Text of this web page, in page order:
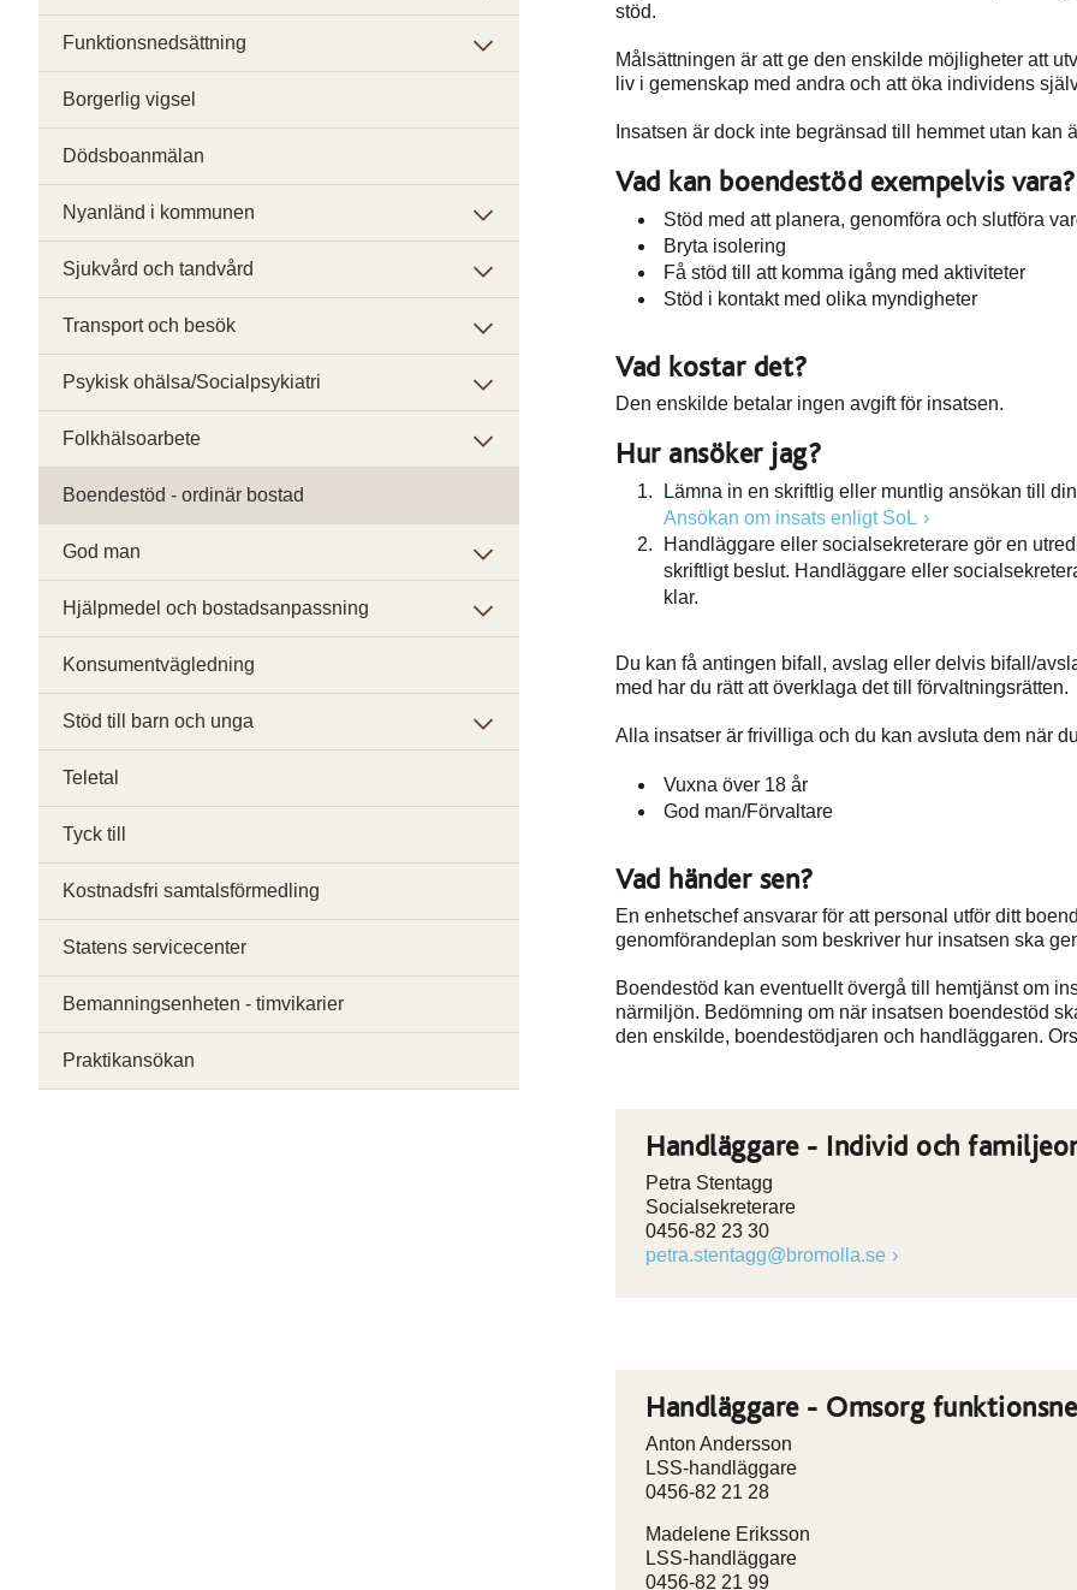
stöd.
Målsättningen är att ge den enskilde möjligheter att
liv i gemenskap med andra och att öka individens
Insatsen är dock inte begränsad till hemmet utan kan
Vad kan boendestöd exempelvis vara?
Stöd med att planera, genomföra och slutföra
Bryta isolering
Få stöd till att komma igång med aktiviteter
Stöd i kontakt med olika myndigheter
Vad kostar det?
Den enskilde betalar ingen avgift för insatsen.
Hur ansöker jag?
Lämna in en skriftlig eller muntlig ansökan till
Ansökan om insats enligt SoL
Handläggare eller socialsekreterare gör en
skriftligt beslut. Handläggare eller
klar.
Du kan få antingen bifall, avslag eller delvis bifall/
med har du rätt att överklaga det till förvaltningsrätten.
Alla insatser är frivilliga och du kan avsluta dem när
Vuxna över 18 år
God man/Förvaltare
Vad händer sen?
En enhetschef ansvarar för att personal utför ditt
genomförandeplan som beskriver hur insatsen ska
Boendestöd kan eventuellt övergå till hemtjänst om
närmiljön. Bedömning om när insatsen boendestöd
den enskilde, boendestödjaren och handläggaren.
Handläggare - Individ och
Petra Stentagg
Socialsekreterare
0456-82 23 30
petra.stentagg@bromolla.se
Handläggare - Omsorg
Anton Andersson
LSS-handläggare
0456-82 21 28
Madelene Eriksson
LSS-handläggare
0456-82 21 99
Funktionsnedsättning
Borgerlig vigsel
Dödsboanmälan
Nyanländ i kommunen
Sjukvård och tandvård
Transport och besök
Psykisk ohälsa/Socialpsykiatri
Folkhälsoarbete
Boendestöd - ordinär bostad
God man
Hjälpmedel och bostadsanpassning
Konsumentvägledning
Stöd till barn och unga
Teletal
Tyck till
Kostnadsfri samtalsförmedling
Statens servicecenter
Bemanningsenheten - timvikarier
Praktikansökan